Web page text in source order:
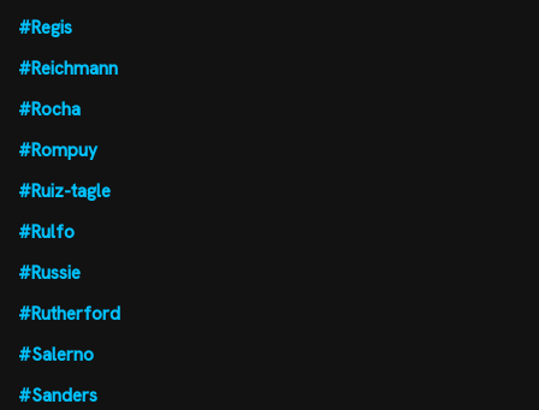
#Regis
#Reichmann
#Rocha
#Rompuy
#Ruiz-tagle
#Rulfo
#Russie
#Rutherford
#Salerno
#Sanders